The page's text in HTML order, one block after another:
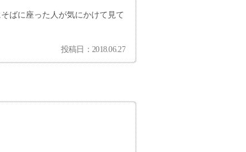
ばに座った人が気にかけて見て
投稿日：2018.06.27